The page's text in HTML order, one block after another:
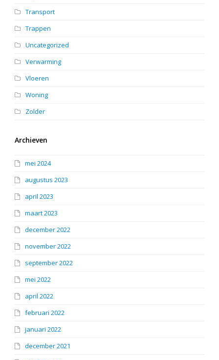
Transport
Trappen
Uncategorized
Verwarming
Vloeren
Woning
Zolder
Archieven
mei 2024
augustus 2023
april 2023
maart 2023
december 2022
november 2022
september 2022
mei 2022
april 2022
februari 2022
januari 2022
december 2021